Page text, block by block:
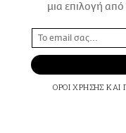
μια επιλογή
ΟΡΟΙ ΧΡΗΣΗΣ ΚΑΙ